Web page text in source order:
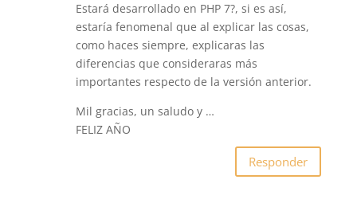
Estará desarrollado en PHP 7?, si es así,
estaría fenomenal que al explicar las cosas,
como haces siempre, explicaras las
diferencias que consideraras más
importantes respecto de la versión anterior.
Mil gracias, un saludo y …
FELIZ AÑO
Responder